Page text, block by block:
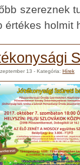
szereznek
értékes holmit
13 - Kategória: Hírek